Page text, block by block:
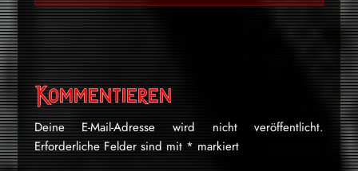
Kommentieren
Deine E-Mail-Adresse wird nicht veröffentlicht.
Erforderliche Felder sind mit * markiert